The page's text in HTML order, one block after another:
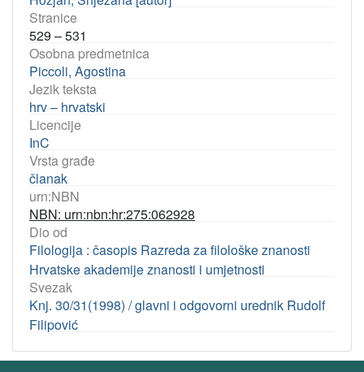
Stranice
529 – 531
Osobna predmetnica
Piccoli, Agostina
Jezik teksta
hrv – hrvatski
Licencije
InC
Vrsta građe
članak
urn:NBN
NBN: urn:nbn:hr:275:062928
Dio od
Filologija : časopis Razreda za filološke znanosti
Hrvatske akademije znanosti i umjetnosti
Svezak
Knj. 30/31(1998) / glavni i odgovorni urednik Rudolf
Filipović